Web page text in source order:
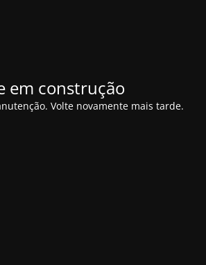
em construção
Volte novamente mais tarde.